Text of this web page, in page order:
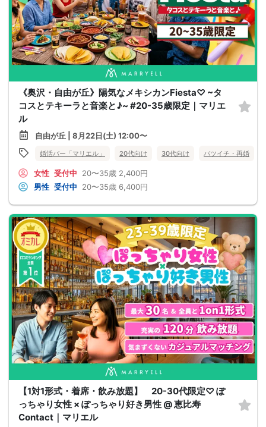
《奥沢・自由が丘》陽気なメキシカンFiesta♡ ~タ
コスとテキーラと音楽と♪~ #20-35歳限定｜マリエ
ル
自由が丘 | 8月22日(土) 12:00〜
婚活バー「マリエル」 20代向け 30代向け バツイチ・再婚
女性 受付中 20〜35歳 2,400円
男性 受付中 20〜35歳 6,400円
【1対1形式・着席・飲み放題】 20-30代限定♡ ぽ
っちゃり女性 × ぽっちゃり好き男性 @ 恵比寿
Contact｜マリエル